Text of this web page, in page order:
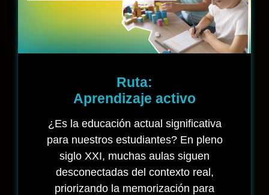
Ruta:
Aprendizaje activo
¿Es la educación actual significativa
para nuestros estudiantes? En pleno
siglo XXI, muchas aulas siguen
desconectadas del contexto real,
priorizando la memorización para